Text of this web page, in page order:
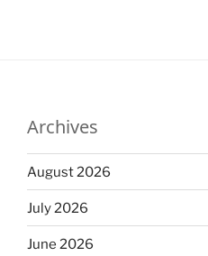
Archives
August 2026
July 2026
June 2026